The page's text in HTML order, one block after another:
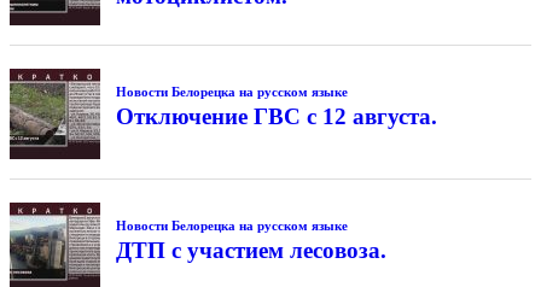
Новости Белорецка на русском языке
Отключение ГВС с 12 августа.
Новости Белорецка на русском языке
ДТП с участием лесовоза.